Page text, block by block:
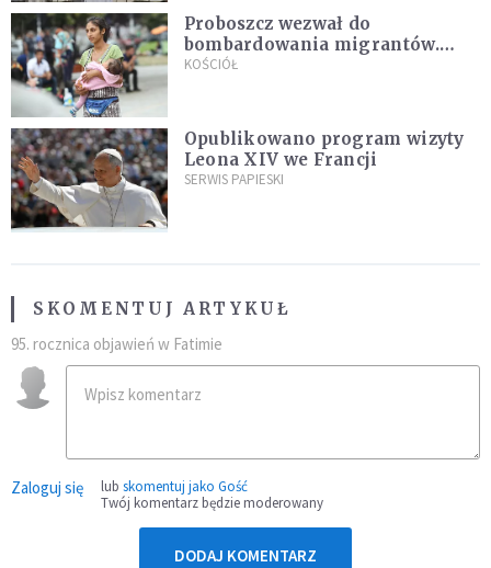
Proboszcz wezwał do
bombardowania migrantów.
"Masowy ogień przeciwko
KOŚCIÓŁ
Opublikowano program wizyty
Leona XIV we Francji
SERWIS PAPIESKI
SKOMENTUJ ARTYKUŁ
95. rocznica objawień w Fatimie
Zaloguj się lub skomentuj jako Gość
Twój komentarz będzie moderowany
DODAJ KOMENTARZ